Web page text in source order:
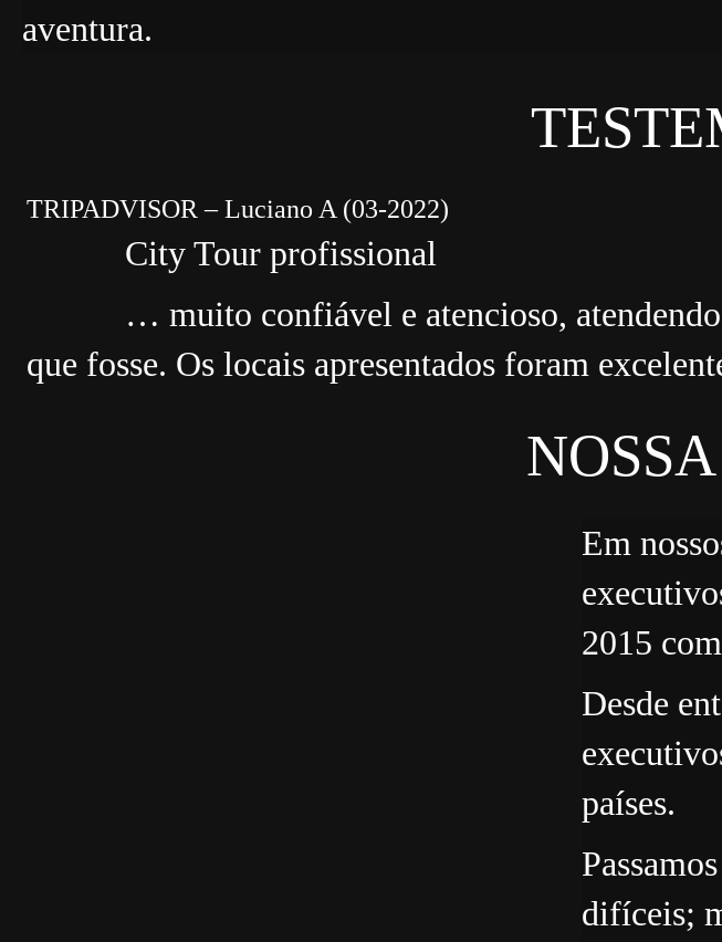
aventura.
TRIPADVISOR – Luciano A (03-2022)
City Tour profissional
… muito confiável e atencioso,
que fosse. Os locais apresentados foram
Em
2015
Desde
países.
difíceis;